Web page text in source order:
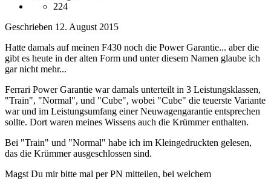
224
Geschrieben 12. August 2015
Hatte damals auf meinen F430 noch die Power Garantie... aber die
gibt es heute in der alten Form und unter diesem Namen glaube ich
gar nicht mehr...
Ferrari Power Garantie war damals unterteilt in 3 Leistungsklassen,
"Train", "Normal", und "Cube", wobei "Cube" die teuerste Variante
war und im Leistungsumfang einer Neuwagengarantie entsprechen
sollte. Dort waren meines Wissens auch die Krümmer enthalten.
Bei "Train" und "Normal" habe ich im Kleingedruckten gelesen,
das die Krümmer ausgeschlossen sind.
Magst Du mir bitte mal per PN mitteilen, bei welchem